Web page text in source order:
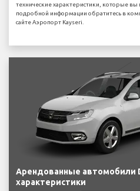
технические характеристики, которые
подробной информации обратитесь в
сайте Аэропорт Kayseri.
Арендованные автомобили
характеристики